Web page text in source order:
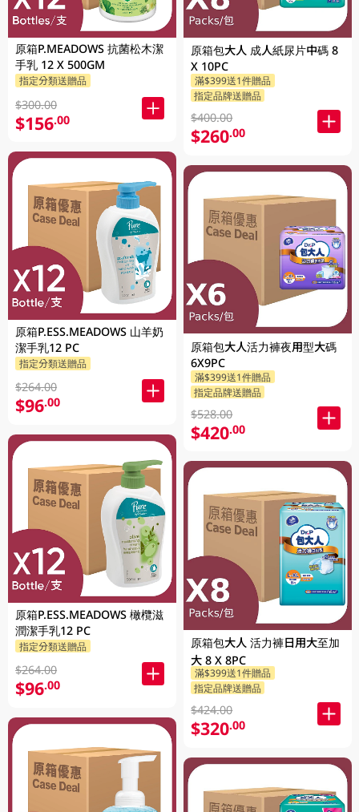
原箱P.MEADOWS 抗菌松木潔
手乳 12 X 500GM
指定分類送贈品
$300.00
$156.00
原箱P.ESS.MEADOWS 山羊奶
潔手乳12 PC
指定分類送贈品
$264.00
$96.00
原箱P.ESS.MEADOWS 橄欖滋
潤潔手乳12 PC
指定分類送贈品
$264.00
$96.00
原箱包大人 成人紙尿片中碼 8
X 10PC
滿$399送1件贈品
指定品牌送贈品
$400.00
$260.00
原箱包大人活力褲夜用型大碼
6X9PC
滿$399送1件贈品
指定品牌送贈品
$528.00
$420.00
原箱包大人 活力褲日用大至加
大 8 X 8PC
滿$399送1件贈品
指定品牌送贈品
$424.00
$320.00